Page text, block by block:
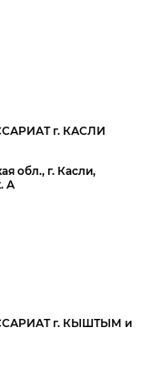
г. КАСЛИ
обл., г. Касли,
А
г. КЫШТЫМ и